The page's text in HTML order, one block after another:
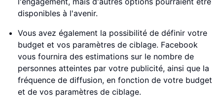
disponibles à l'avenir.
Vous avez également la possibilité de définir votre
budget et vos paramètres de ciblage. Facebook
vous fournira des estimations sur le nombre de
personnes atteintes par votre publicité, ainsi que la
fréquence de diffusion, en fonction de votre budget
et de vos paramètres de ciblage.